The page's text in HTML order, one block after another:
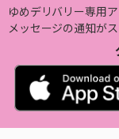
ゆめデリバリー専用ア
メッセージの通知が